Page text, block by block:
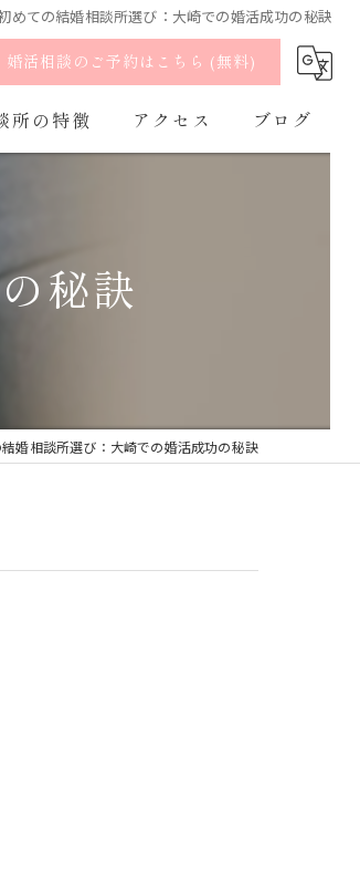
めての結婚相談所選び：大崎での婚活成功の秘訣
婚活相談のご予約はこちら (無料)
所の特徴
グ
ン
アクセス ブログ
秘訣
婚相談所選び：大崎での婚活成功の秘訣